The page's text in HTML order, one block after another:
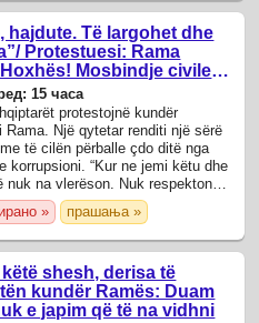
hajdute. Të largohet dhe
Protestuesi: Rama
Mosbindje civile
15 часа
protestojnë kundër
Rama. Një qytetar renditi një sërë
të cilën përballe çdo ditë nga
korrupsioni. “Kur ne jemi këtu dhe
nuk na vlerëson. Nuk respekton
» прашања »
shesh, derisa të
kundër Ramës: Duam
e japim që të na vidhni